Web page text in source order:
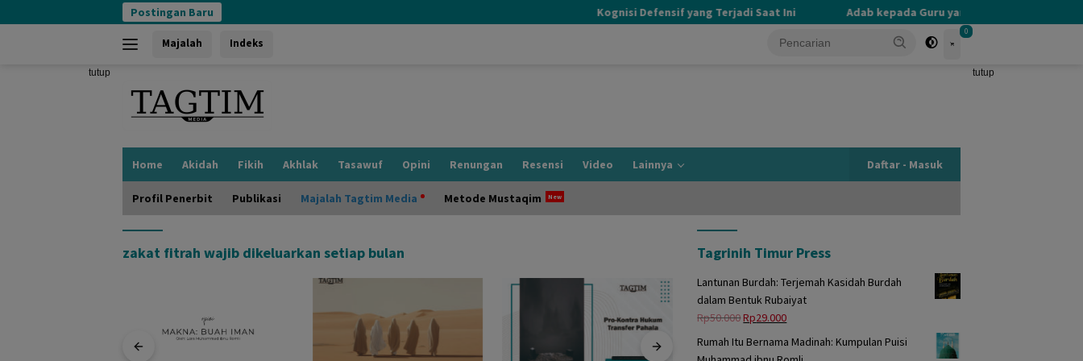
ke
Postingan Baru Kognisi Defensif yang Terjadi Saat Ini Adab kepada Guru yang Terlupakan
Majalah Indeks
0
tutup tutup
Home Akidah Fikih Akhlak Tasawuf Opini Renungan Resensi Video Lainnya Daftar - Masuk
Profil Penerbit Publikasi Majalah Tagtim Media Metode Mustaqim
zakat fitrah wajib dikeluarkan setiap bulan Tagrinih Timur Press
Lantunan Burdah: Terjemah Kasidah Burdah
dalam Bentuk Rubaiyat
Rp50.000Harga
adalah:
Rp29.000Harga
Rumah Itu Bernama Madinah: Kumpulan Puisi